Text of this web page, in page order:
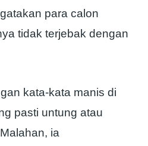
para calon
tidak terjebak dengan
kata-kata manis di
pasti untung atau
ia